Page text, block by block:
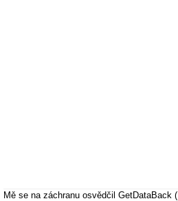
Mě se na záchranu osvědčil GetDataBack (